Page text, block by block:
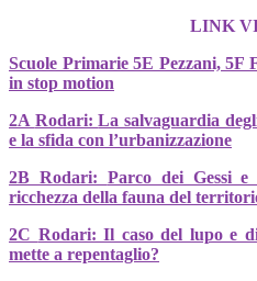
LINK
Scuole Primarie 5E Pezzani, 5F
in stop motion
2A Rodari:La salvaguardia
e la sfida con l’urbanizzazione
2B Rodari: Parco dei Gessi e
ricchezza della fauna del
2C Rodari: Il caso del lupo e
mette a repentaglio?